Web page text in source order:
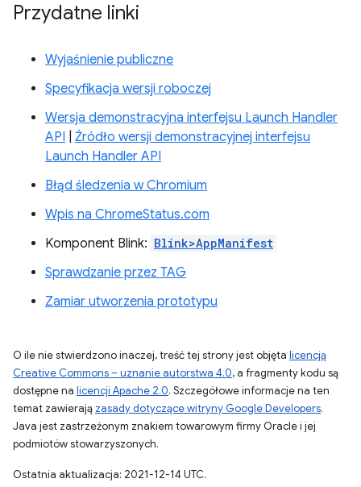
Przydatne linki
Wyjaśnienie publiczne
Specyfikacja wersji roboczej
Wersja demonstracyjna interfejsu Launch Handler
API
Źródło wersji demonstracyjnej interfejsu
Launch Handler API
Błąd śledzenia w Chromium
Wpis na ChromeStatus.com
Komponent Blink: Blink>AppManifest
Sprawdzanie przez TAG
Zamiar utworzenia prototypu
O ile nie stwierdzono inaczej, treść tej strony jest objęta licencją
Creative Commons – uznanie autorstwa 4.0, a fragmenty kodu są
dostępne na licencji Apache 2.0. Szczegółowe informacje na ten
temat zawierają zasady dotyczące witryny Google Developers.
Java jest zastrzeżonym znakiem towarowym firmy Oracle i jej
podmiotów stowarzyszonych.
Ostatnia aktualizacja: 2021-12-14 UTC.